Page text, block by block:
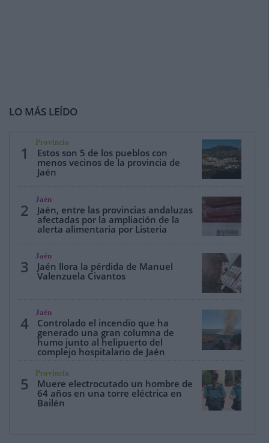
LO MÁS LEÍDO
1
Provincia
Estos son 5 de los pueblos con
menos vecinos de la provincia de
Jaén
2
Jaén
Jaén, entre las provincias andaluzas
afectadas por la ampliación de la
alerta alimentaria por Listeria
3
Jaén
Jaén llora la pérdida de Manuel
Valenzuela Civantos
4
Jaén
Controlado el incendio que ha
generado una gran columna de
humo junto al helipuerto del
complejo hospitalario de Jaén
5
Provincia
Muere electrocutado un hombre de
64 años en una torre eléctrica en
Bailén